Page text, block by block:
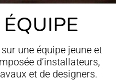
une équipe jeune et
d’installateurs,
et de designers.